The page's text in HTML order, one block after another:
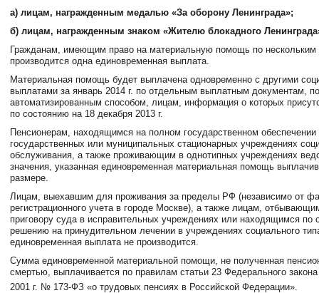
а) лицам, награжденным медалью «За оборону Ленинграда»;
б) лицам, награжденным знаком «Жителю блокадного
Гражданам, имеющим право на материальную помощь по нескольким
производится одна единовременная выплата.
Материальная помощь будет выплачена одновременно с другими
выплатами за январь 2014 г. по отдельным выплатным документам,
автоматизированным способом, лицам, информация о которых
по состоянию на 18 декабря 2013 г.
Пенсионерам, находящимся на полном государственном обеспечении
государственных или муниципальных стационарных учреждениях
обслуживания, а также проживающим в однотипных учреждениях
значения, указанная единовременная материальная помощь
размере.
Лицам, выехавшим для проживания за пределы РФ (независимо от
регистрационного учета в городе Москве), а также лицам,
приговору суда в исправительных учреждениях или находящимся по
решению на принудительном лечении в учреждениях социального
единовременная выплата не производится.
Сумма единовременной материальной помощи, не полученная
смертью, выплачивается по правилам статьи 23 Федерального
2001 г. № 173-ФЗ «о трудовых пенсиях в Российской Федерации».